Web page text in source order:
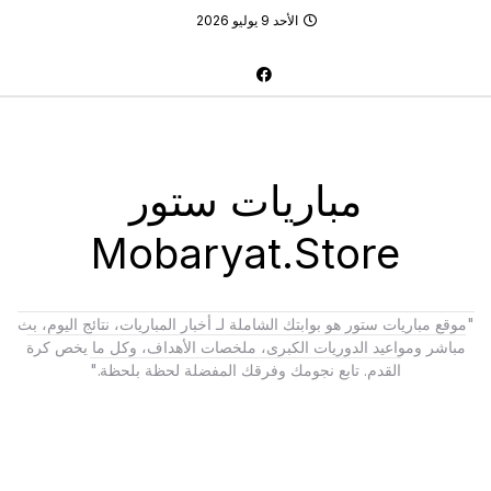
الأحد 9 يوليو 2026
مباريات ستور
Mobaryat.Store
"موقع مباريات ستور هو بوابتك الشاملة لـ أخبار المباريات، نتائج اليوم، بث
مباشر ومواعيد الدوريات الكبرى، ملخصات الأهداف، وكل ما يخص كرة
القدم. تابع نجومك وفرقك المفضلة لحظة بلحظة."